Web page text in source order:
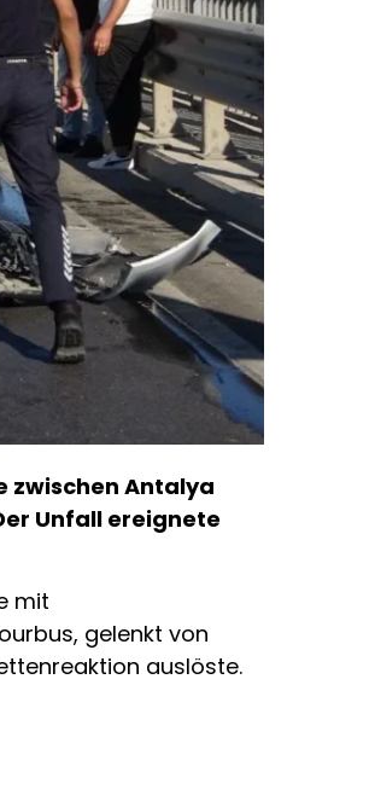
zwischen Antalya
Unfall ereignete
mit
gelenkt von
auslöste.